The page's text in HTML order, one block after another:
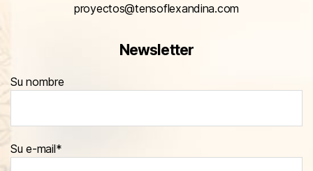
proyectos@tensoflexandina.com
Newsletter
Su nombre
Su e-mail*